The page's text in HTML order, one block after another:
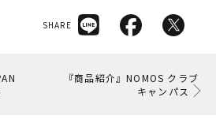
SHARE
『商品紹介』NOMOS クラブ
キャンパス